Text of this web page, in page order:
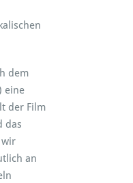
dem
eine
der Film
das
wir
an